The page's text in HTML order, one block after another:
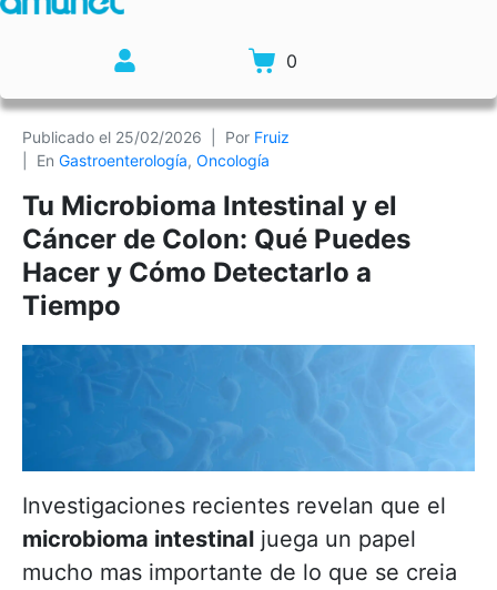
0
Publicado el 25/02/2026 Por Fruiz
En Gastroenterología, Oncología
Tu Microbioma Intestinal y el
Cáncer de Colon: Qué Puedes
Hacer y Cómo Detectarlo a
Tiempo
Investigaciones recientes revelan que el
microbioma intestinal juega un papel
mucho mas importante de lo que se creia